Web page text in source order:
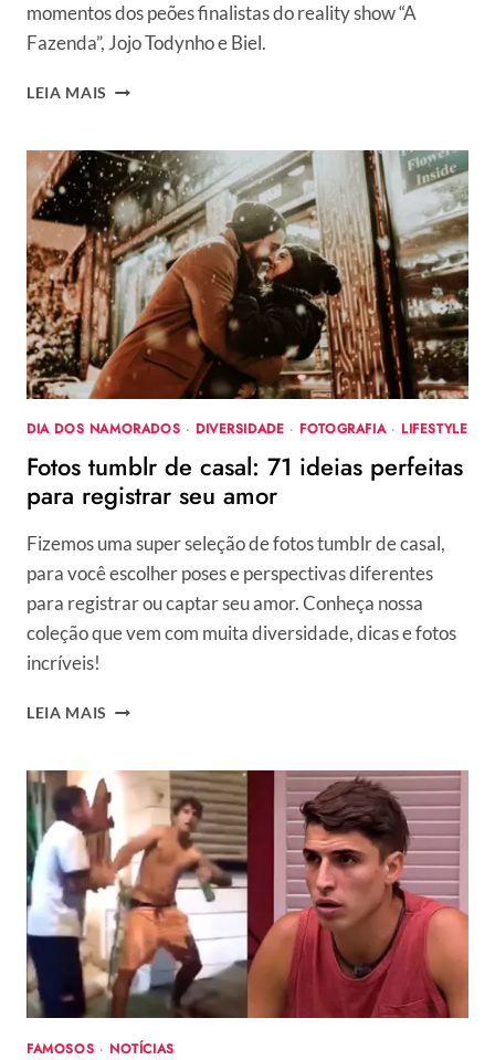
momentos dos peões finalistas do reality show “A
Fazenda”, Jojo Todynho e Biel.
LEIA MAIS MELHORES
JOJO
TODYNHO
E
BIEL
EM
“A
FAZENDA
12”
DIA DOS NAMORADOS · DIVERSIDADE · FOTOGRAFIA· LIFESTYLE
Fotos tumblr de casal: 71 ideias perfeitas
para registrar seu amor
Fizemos uma super seleção de fotos tumblr de casal,
para você escolher poses e perspectivas diferentes
para registrar ou captar seu amor. Conheça nossa
coleção que vem com muita diversidade, dicas e fotos
incríveis!
LEIA MAIS FOTOS
CASAL:
71
IDEIAS
PERFEITAS
PARA
REGISTRAR
SEU
AMOR
FAMOSOS · NOTÍCIAS